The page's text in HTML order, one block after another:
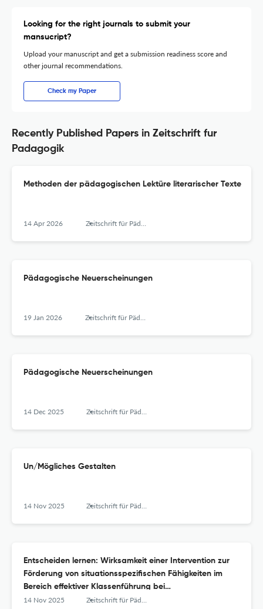
Looking for the right journals to submit your
mansucript?
Upload your manuscript and get a submission readiness score and
other journal recommendations.
Check my Paper
Recently Published Papers in Zeitschrift fur
Padagogik
Methoden der pädagogischen Lektüre literarischer Texte
14 Apr 2026 Zeitschrift für Pädagogik
Pädagogische Neuerscheinungen
19 Jan 2026 Zeitschrift für Pädagogik
Pädagogische Neuerscheinungen
14 Dec 2025 Zeitschrift für Pädagogik
Un/Mögliches Gestalten
14 Nov 2025 Zeitschrift für Pädagogik
Entscheiden lernen: Wirksamkeit einer Intervention zur
Förderung von situationsspezifischen Fähigkeiten im
Bereich effektiver Klassenführung bei
Lehramtsstudierenden
14 Nov 2025 Zeitschrift für Pädagogik